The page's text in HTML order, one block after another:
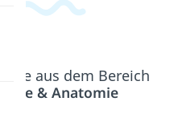
aus dem Bereich
& Anatomie